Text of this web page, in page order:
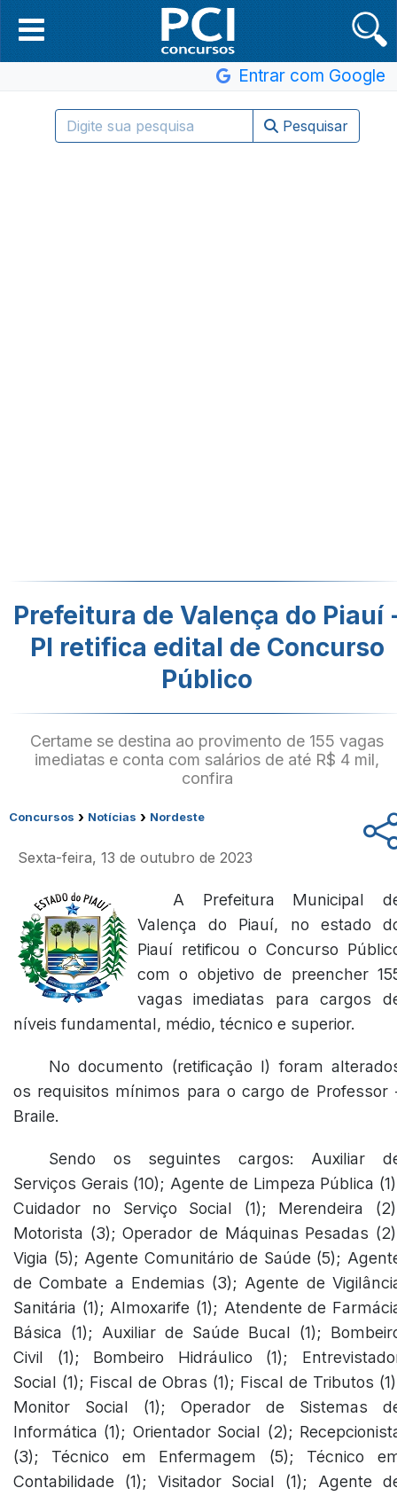
Entrar com Google
Pesquisar
Prefeitura de Valença do Piauí
PI retifica edital de Concurso
Público
Certame se destina ao provimento de 155 vagas
imediatas e conta com salários de até R$ 4 mil,
confira
Concursos › Notícias › Nordeste
Sexta-feira, 13 de outubro de 2023
A Prefeitura Municipal
Valença do Piauí, no estado
Piauí retificou o Concurso
com o objetivo de preencher
vagas imediatas para cargos
níveis fundamental, médio, técnico e superior.
No documento (retificação I) foram
os requisitos mínimos para o cargo de Professor
Braile.
Sendo os seguintes cargos: Auxiliar
Serviços Gerais (10); Agente de Limpeza Pública
Cuidador no Serviço Social (1); Merendeira
Motorista (3); Operador de Máquinas Pesadas
Vigia (5); Agente Comunitário de Saúde (5);
de Combate a Endemias (3); Agente de
Sanitária (1); Almoxarife (1); Atendente de
Básica (1); Auxiliar de Saúde Bucal (1);
Civil (1); Bombeiro Hidráulico (1);
Social (1); Fiscal de Obras (1); Fiscal de Tributos
Monitor Social (1); Operador de Sistemas
Informática (1); Orientador Social (2);
(3); Técnico em Enfermagem (5); Técnico
Contabilidade (1); Visitador Social (1); Agente